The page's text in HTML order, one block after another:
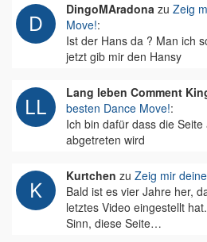
DingoMAradona zu Zeig
Move!:
Ist der Hans da ? Man ich
jetzt gib mir den Hansy
Lang leben Comment
besten Dance Move!:
Ich bin dafür dass die
abgetreten wird
Kurtchen zu Zeig mir
Bald ist es vier Jahre her,
letztes Video eingestellt
Sinn, diese Seite…